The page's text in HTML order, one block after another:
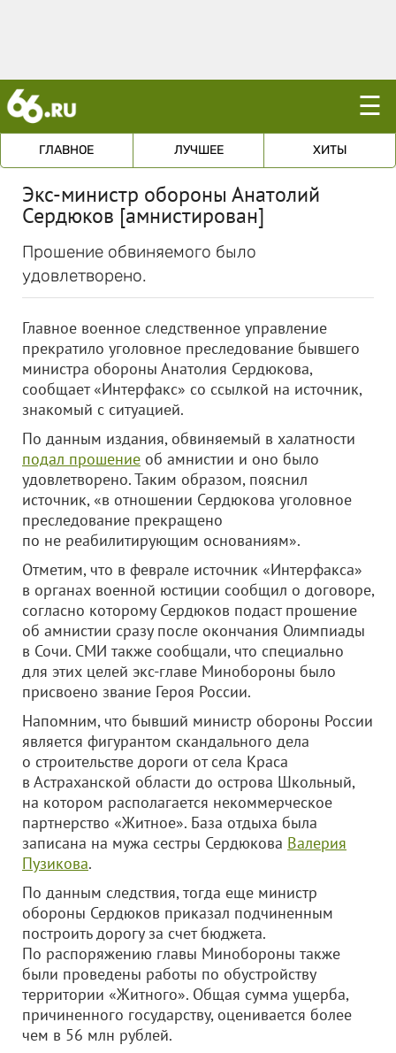
☰
ГЛАВНОЕ ЛУЧШЕЕ ХИТЫ
Экс-министр обороны Анатолий
Сердюков [амнистирован]
Прошение обвиняемого было
удовлетворено.
Главное военное следственное управление
прекратило уголовное преследование бывшего
министра обороны Анатолия Сердюкова,
сообщает «Интерфакс» со ссылкой на источник,
знакомый с ситуацией.
По данным издания, обвиняемый в халатности
подал прошение об амнистии и оно было
удовлетворено. Таким образом, пояснил
источник, «в отношении Сердюкова уголовное
преследование прекращено
по не реабилитирующим основаниям».
Отметим, что в феврале источник «Интерфакса»
в органах военной юстиции сообщил о договоре,
согласно которому Сердюков подаст прошение
об амнистии сразу после окончания Олимпиады
в Сочи. СМИ также сообщали, что специально
для этих целей экс-главе Минобороны было
присвоено звание Героя России.
Напомним, что бывший министр обороны России
является фигурантом скандального дела
о строительстве дороги от села Краса
в Астраханской области до острова Школьный,
на котором располагается некоммерческое
партнерство «Житное». База отдыха была
записана на мужа сестры Сердюкова Валерия
Пузикова.
По данным следствия, тогда еще министр
обороны Сердюков приказал подчиненным
построить дорогу за счет бюджета.
По распоряжению главы Минобороны также
были проведены работы по обустройству
территории «Житного». Общая сумма ущерба,
причиненного государству, оценивается более
чем в 56 млн рублей.